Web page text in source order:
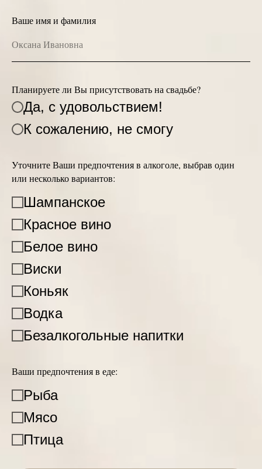
Ваше имя и фамилия
Планируете ли Вы присутствовать на свадьбе?
Да, с удовольствием!
К сожалению, не смогу
Уточните Ваши предпочтения в алкоголе, выбрав один
или несколько вариантов:
Шампанское
Красное вино
Белое вино
Виски
Коньяк
Водка
Безалкогольные напитки
Ваши предпочтения в еде:
Рыба
Мясо
Птица